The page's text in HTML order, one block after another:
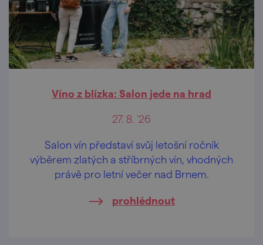
Víno z blízka: Salon jede na hrad
27. 8. '26
Salon vín představí svůj letošní ročník
výběrem zlatých a stříbrných vín, vhodných
právě pro letní večer nad Brnem.
prohlédnout